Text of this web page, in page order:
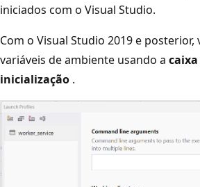
iniciados com o Visual Studio.
Com o Visual Studio 2019 e
variáveis de ambiente usando a
inicialização .